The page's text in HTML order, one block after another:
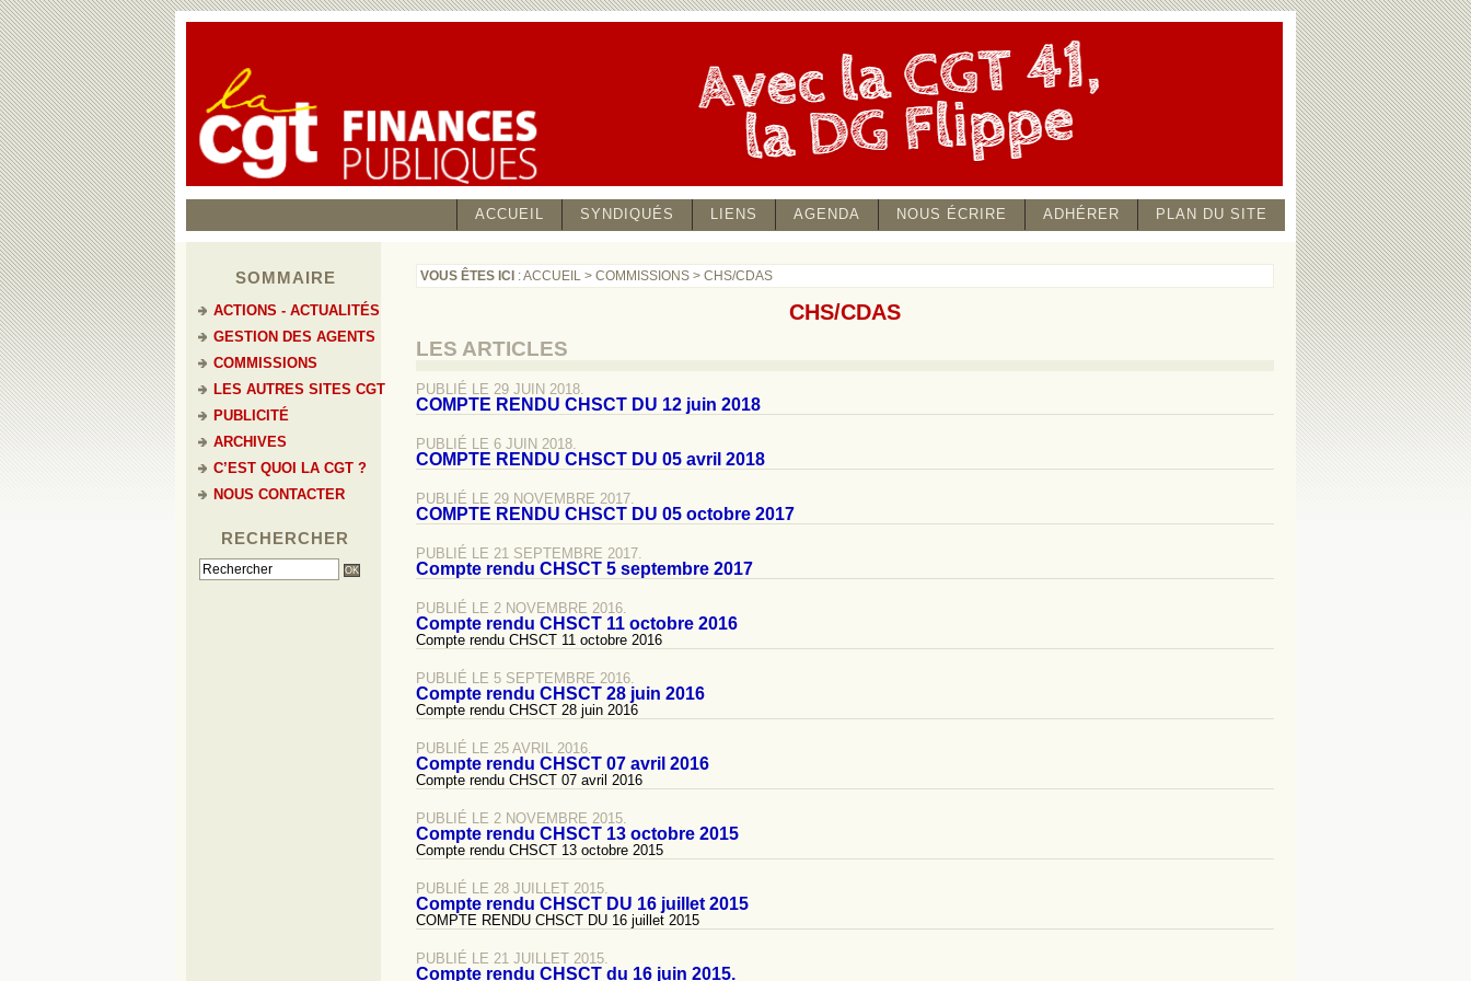
PLAN DU SITE
ADHÉRER
NOUS ÉCRIRE
AGENDA
LIENS
SYNDIQUÉS
ACCUEIL
SOMMAIRE
ACTIONS - ACTUALITÉS
GESTION DES AGENTS
COMMISSIONS
LES AUTRES SITES CGT
PUBLICITÉ
ARCHIVES
C’EST QUOI LA CGT ?
NOUS CONTACTER
RECHERCHER
VOUS ÊTES ICI :ACCUEIL > COMMISSIONS > CHS/CDAS
CHS/CDAS
LES ARTICLES
PUBLIÉ LE 29 JUIN 2018.
COMPTE RENDU CHSCT DU 12 juin 2018
PUBLIÉ LE 6 JUIN 2018.
COMPTE RENDU CHSCT DU 05 avril 2018
PUBLIÉ LE 29 NOVEMBRE 2017.
COMPTE RENDU CHSCT DU 05 octobre 2017
PUBLIÉ LE 21 SEPTEMBRE 2017.
Compte rendu CHSCT 5 septembre 2017
PUBLIÉ LE 2 NOVEMBRE 2016.
Compte rendu CHSCT 11 octobre 2016
Compte rendu CHSCT 11 octobre 2016
PUBLIÉ LE 5 SEPTEMBRE 2016.
Compte rendu CHSCT 28 juin 2016
Compte rendu CHSCT 28 juin 2016
PUBLIÉ LE 25 AVRIL 2016.
Compte rendu CHSCT 07 avril 2016
Compte rendu CHSCT 07 avril 2016
PUBLIÉ LE 2 NOVEMBRE 2015.
Compte rendu CHSCT 13 octobre 2015
Compte rendu CHSCT 13 octobre 2015
PUBLIÉ LE 28 JUILLET 2015.
Compte rendu CHSCT DU 16 juillet 2015
COMPTE RENDU CHSCT DU 16 juillet 2015
PUBLIÉ LE 21 JUILLET 2015.
Compte rendu CHSCT du 16 juin 2015.